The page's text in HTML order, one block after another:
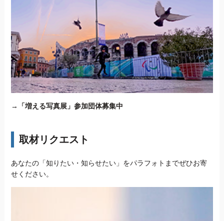
→ 「増える写真展」参加団体募集中
取材リクエスト
あなたの「知りたい・知らせたい」をパラフォトまでぜひお寄
せください。